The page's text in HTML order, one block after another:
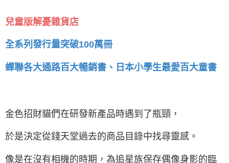
兒童版解憂雜貨店
全系列發行量突破100萬冊
蟬聯各大通路百大暢銷書、日本小學生最愛百大童書
金色招財貓們在研發新產品時遇到了瓶頸，
於是決定從錢天堂過去的商品目錄中找尋靈感。
像是在沒有相機的時期，為追星族保存偶像身影的臨